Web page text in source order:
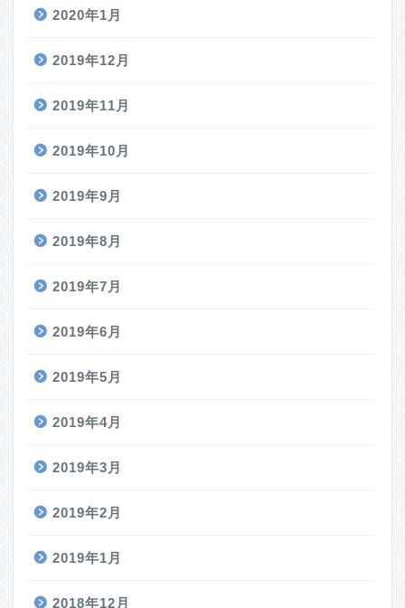
2020年1月
2019年12月
2019年11月
2019年10月
2019年9月
2019年8月
2019年7月
2019年6月
2019年5月
2019年4月
2019年3月
2019年2月
2019年1月
2018年12月